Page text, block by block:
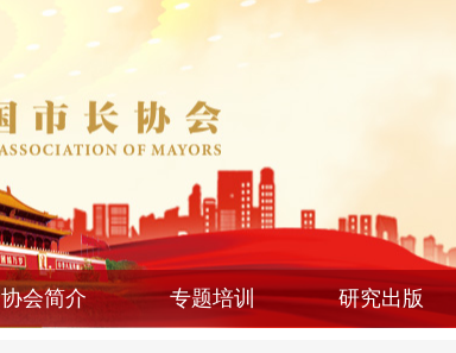
协会简介 专题培训 研究出版